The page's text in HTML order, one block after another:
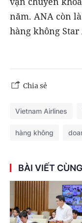
năm. ANA còn
hàng không
Chia sẻ
Vietnam Airlines
hàng không
BÀI VIẾT